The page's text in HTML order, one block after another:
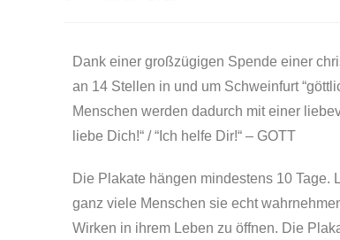
Dank einer großzügigen Spende einer
an 14 Stellen in und um Schweinfurt
Menschen werden dadurch mit einer
liebe Dich!“ / “Ich helfe Dir!“ – GOTT
Die Plakate hängen mindestens 10 Tage.
ganz viele Menschen sie echt
Wirken in ihrem Leben zu öffnen. Die